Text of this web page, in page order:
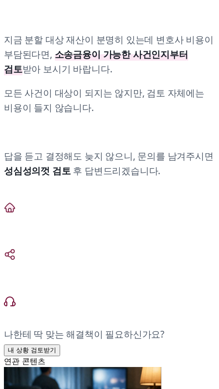
지금 분할 대상 재산이 분명히 있는데 변호사 비용이
부담된다면, 소송금융이 가능한 사건인지부터
검토받아 보시기 바랍니다.
모든 사건이 대상이 되지는 않지만, 검토 자체에는
비용이 들지 않습니다.
답을 듣고 결정해도 늦지 않으니, 문의를 남겨주시면
성심성의껏 검토후 답변드리겠습니다.
나한테 딱 맞는 해결책이 필요하신가요?
내 상황 검토받기
연관 콘텐츠